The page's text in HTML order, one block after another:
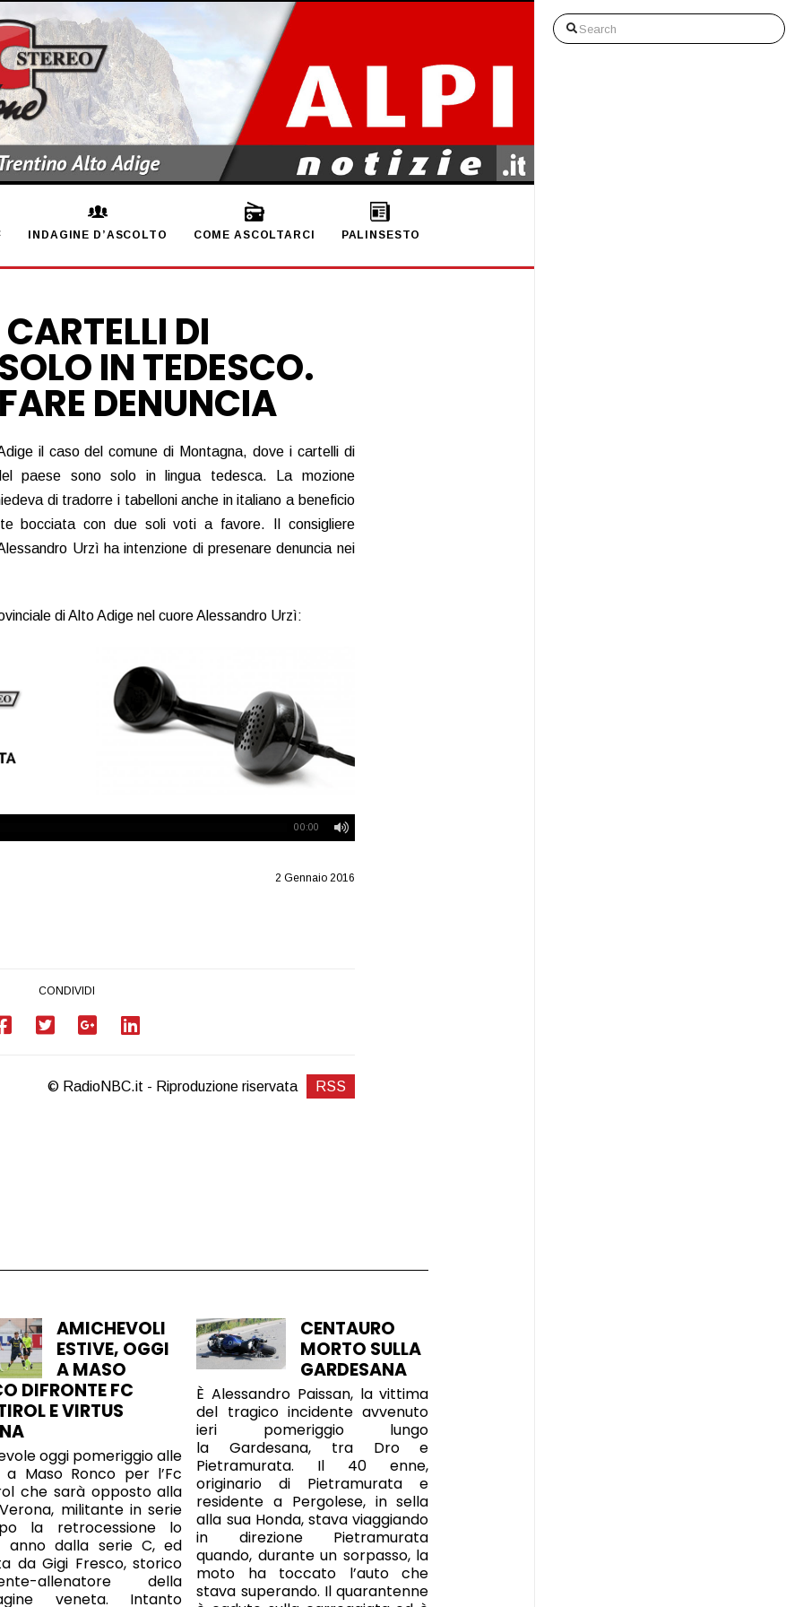
INDAGINE D’ASCOLTO COME ASCOLTARCI PALINSESTO
DI
IN TEDESCO.
DENUNCIA
il caso del comune di Montagna, dove i cartelli di
paese sono solo in lingua tedesca. La mozione
di tradorre i tabelloni anche in italiano a beneficio
bocciata con due soli voti a favore. Il consigliere
Urzì ha intenzione di presenare denuncia nei
di Alto Adige nel cuore Alessandro Urzì:
00:00
2 Gennaio 2016
CONDIVIDI
© RadioNBC.it - Riproduzione riservata RSS
AMICHEVOLI
ESTIVE, OGGI
A MASO
DIFRONTE FC
E VIRTUS
oggi pomeriggio alle
a Maso Ronco per l’Fc
che sarà opposto alla
militante in serie
la retrocessione lo
anno dalla serie C, ed
da Gigi Fresco, storico
allenatore della
veneta. Intanto
CENTAURO
MORTO SULLA
GARDESANA
È Alessandro Paissan, la vittima
del tragico incidente avvenuto
ieri pomeriggio lungo
la Gardesana, tra Dro e
Pietramurata. Il 40 enne,
originario di Pietramurata e
residente a Pergolese, in sella
alla sua Honda, stava viaggiando
in direzione Pietramurata
quando, durante un sorpasso, la
moto ha toccato l’auto che
stava superando. Il quarantenne
Search